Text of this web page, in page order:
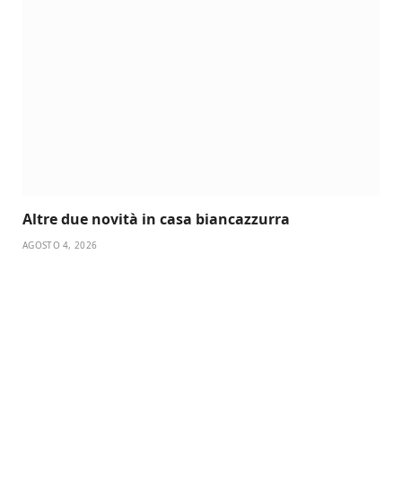
Altre due novità in casa biancazzurra
AGOSTO 4, 2026